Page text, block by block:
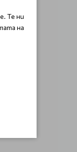
Те ни
на